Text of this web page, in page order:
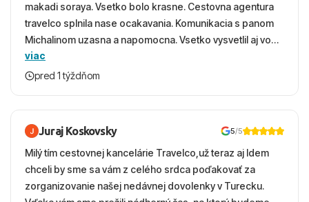
makadi soraya. Vsetko bolo krasne. Cestovna agentura
travelco splnila nase ocakavania. Komunikacia s panom
Michalinom uzasna a napomocna. Vsetko vysvetlil aj vo
vecernych hodinach zaco sa ospravedlnujem. Hotel
krasny, cisty. Sluzby top. Strava, prostredie, more,
viac
pred 1 týždňom
Juraj Koskovsky 5/5
Milý tím cestovnej kancelárie Travelco,už teraz aj Idem
chceli by sme sa vám z celého srdca poďakovať za
zorganizovanie našej nedávnej dovolenky v Turecku.